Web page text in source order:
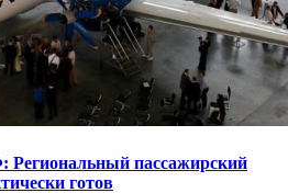
Региональный пассажирский
готов